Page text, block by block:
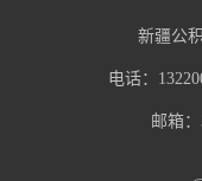
新疆公
电话：
邮箱